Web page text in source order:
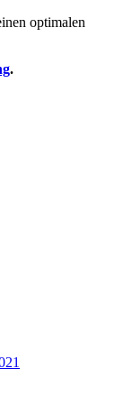
optimalen
.